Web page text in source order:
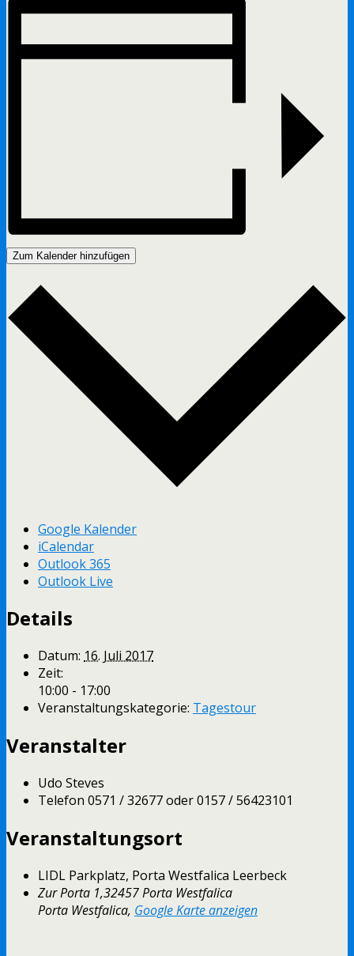
Zum Kalender hinzufügen
Google Kalender
iCalendar
Outlook 365
Outlook Live
Details
Datum: 16. Juli 2017
Zeit:
10:00 - 17:00
Veranstaltungskategorie: Tagestour
Veranstalter
Udo Steves
Telefon 0571 / 32677 oder 0157 / 56423101
Veranstaltungsort
LIDL Parkplatz, Porta Westfalica Leerbeck
Zur Porta 1,32457 Porta Westfalica
Porta Westfalica, Google Karte anzeigen